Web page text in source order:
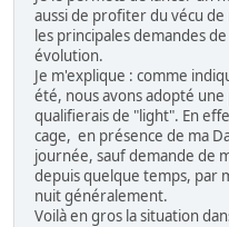
aussi de profiter du vécu
les principales demandes
évolution.
Je m'explique : comme
été, nous avons adopté une
qualifierais de "light". En
cage, en présence de ma
journée, sauf demande de
depuis quelque temps, par
nuit généralement.
Voilà en gros la situation